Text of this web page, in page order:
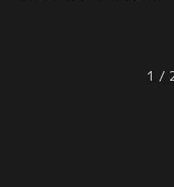
ウグレ、トワサとの繋がりを強く意
識するアキラ。翌日、3人は、ユウ
1